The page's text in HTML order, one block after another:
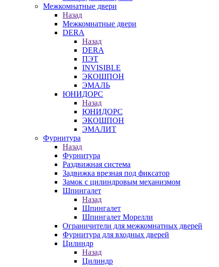
Межкомнатные двери
Назад
Межкомнатные двери
DERA
Назад
DERA
ПЭТ
INVISIBLE
ЭКОШПОН
ЭМАЛЬ
ЮНИДОРС
Назад
ЮНИДОРС
ЭКОШПОН
ЭМАЛИТ
Фурнитура
Назад
Фурнитура
Раздвижная система
Задвижка врезная под фиксатор
Замок с цилиндровым механизмом
Шпингалет
Назад
Шпингалет
Шпингалет Морелли
Ограничители для межкомнатных дверей
Фурнитура для входных дверей
Цилиндр
Назад
Цилиндр